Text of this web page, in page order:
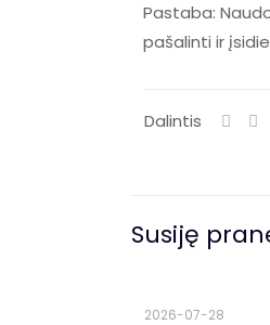
Pastaba:
pašalinti ir
Dalintis
Susiję
2026-07-28